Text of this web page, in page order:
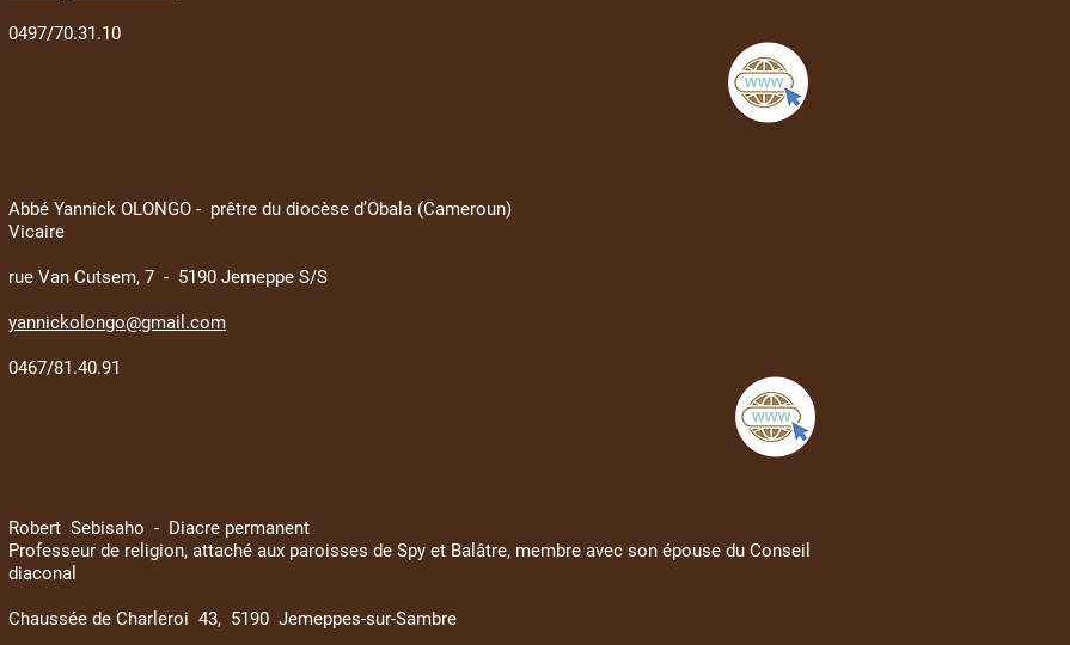
0497/70.31.10
Abbé Yannick OLONGO - prêtre du diocèse d’Obala (Cameroun)
Vicaire
rue Van Cutsem, 7 - 5190 Jemeppe S/S
yannickolongo@gmail.com
0467/81.40.91
Robert Sebisaho - Diacre permanent
Professeur de religion, attaché aux paroisses de Spy et Balâtre, membre avec son épouse du Conseil
diaconal
Chaussée de Charleroi 43, 5190 Jemeppes-sur-Sambre